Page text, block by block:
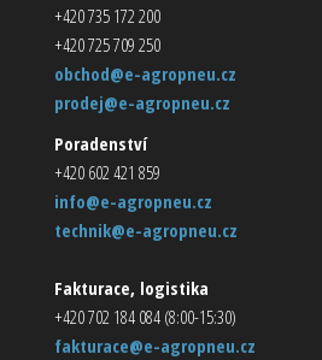
+420 735 172 200
+420 725 709 250
obchod@e-agropneu.cz
prodej@e-agropneu.cz
Poradenství
+420 602 421 859
info@e-agropneu.cz
technik@e-agropneu.cz
Fakturace, logistika
+420 702 184 084 (8:00-15:30)
fakturace@e-agropneu.cz